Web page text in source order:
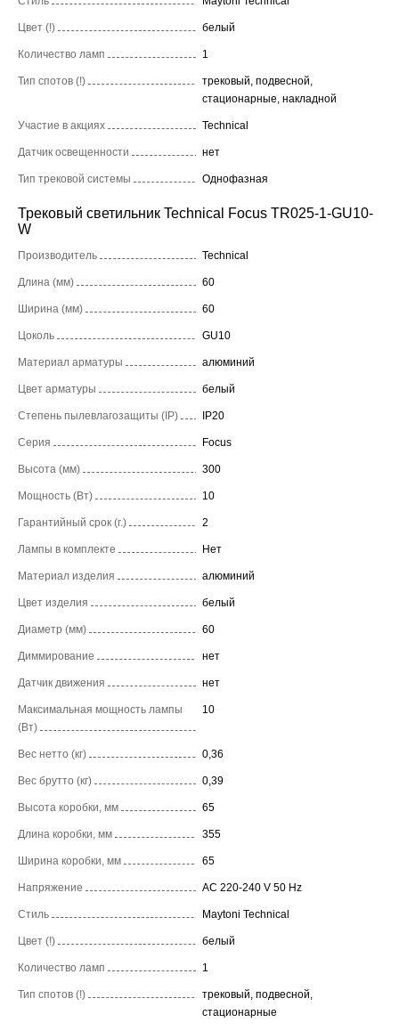
Цвет (!) белый
Количество ламп 1
Тип спотов (!)
трековый, подвесной,
стационарные, накладной
Участие в акциях Technical
Датчик освещенности нет
Тип трековой системы Однофазная
Трековый светильник Technical Focus TR025-1-GU10-
W
Производитель Technical
Длина (мм) 60
Ширина (мм) 60
Цоколь GU10
Материал арматуры алюминий
Цвет арматуры белый
Степень пылевлагозащиты (IP) IP20
Серия Focus
Высота (мм) 300
Мощность (Вт) 10
Гарантийный срок (г.) 2
Лампы в комплекте Нет
Материал изделия алюминий
Цвет изделия белый
Диаметр (мм) 60
Диммирование нет
Датчик движения нет
Максимальная мощность лампы
(Вт)
10
Вес нетто (кг) 0,36
Вес брутто (кг) 0,39
Высота коробки, мм 65
Длина коробки, мм 355
Ширина коробки, мм 65
Напряжение AC 220-240 V 50 Hz
Стиль Maytoni Technical
Цвет (!) белый
Количество ламп 1
Тип спотов (!)
трековый, подвесной,
стационарные